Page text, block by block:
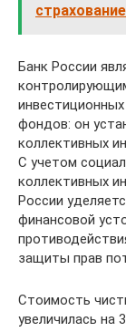
Банк России
фондов: он
коллективных
С учетом
коллективных
России
финансовой
защиты прав
Стоимость
увеличилась на